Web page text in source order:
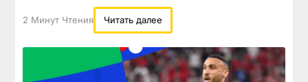
2 Минут Чтения Читать далее